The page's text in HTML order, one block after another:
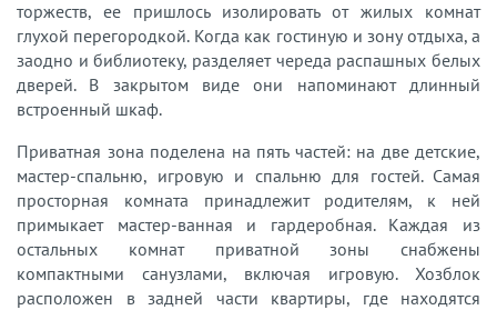
торжеств, ее пришлось изолировать от жилых комнат
глухой перегородкой. Когда как гостиную и зону отдыха, а
заодно и библиотеку, разделяет череда распашных белых
дверей. В закрытом виде они напоминают длинный
встроенный шкаф.
Приватная зона поделена на пять частей: на две детские,
мастер-спальню, игровую и спальню для гостей. Самая
просторная комната принадлежит родителям, к ней
примыкает мастер-ванная и гардеробная. Каждая из
остальных комнат приватной зоны снабжены
компактными санузлами, включая игровую. Хозблок
расположен в задней части квартиры, где находятся